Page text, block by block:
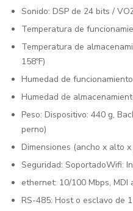
Sonido: DSP de 24 bits /
Temperatura de
Temperatura de
158ºF)
Humedad de
Humedad de
Peso: Dispositivo: 440 g,
perno)
Dimensiones (ancho x alto
Seguridad: SoportadoWifi:
ethernet: 10/100 Mbps, MDI
RS-485: Host o esclavo de